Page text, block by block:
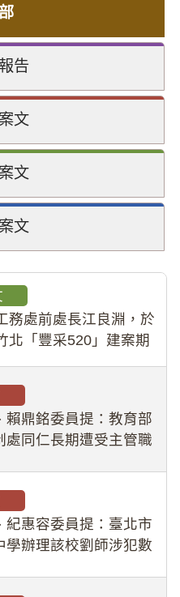
告
文
文
文
務處前處長江良淵，於
北「豐采520」建案期
，並長期收受建商餽
共安全，圖利默許建商
賴鼎銘委員提：教育部
處同仁長期遭受主管職
及「職業安全衛生法」
人員
紀惠容委員提：臺北市
學辦理該校劉師涉犯數